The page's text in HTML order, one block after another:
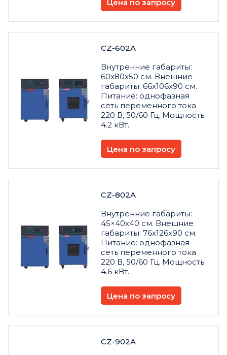
Цена по запросу
CZ-602A
Внутренние габариты:
60x80x50 см. Внешние
габариты: 66x106x90 см.
Питание: однофазная
сеть переменного тока
220 В, 50/60 Гц. Мощность:
4.2 кВт.
Цена по запросу
CZ-802A
Внутренние габариты:
45×40x40 см. Внешние
габариты: 76x126x90 см.
Питание: однофазная
сеть переменного тока
220 В, 50/60 Гц. Мощность:
4.6 кВт.
Цена по запросу
CZ-902A